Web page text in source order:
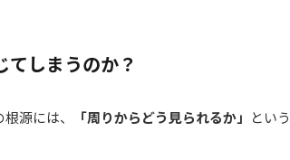
しまうのか？
源には、 「周りからどう見られるか」 という